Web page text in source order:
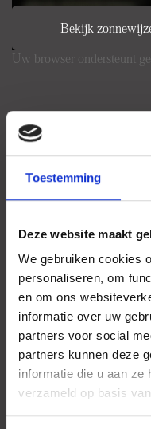
Toestemming
Deze website maakt
We gebruiken cookies
personaliseren, om
en om ons
informatie over uw
partners voor social
partners kunnen deze
informatie die u aan ze
verzameld op basis
Bekijk
Uw browser ondersteunt